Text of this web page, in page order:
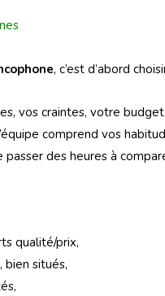
, c’est d’abord
vos craintes, votre budget.
comprend vos
des heures à
qualité/prix,
situés,